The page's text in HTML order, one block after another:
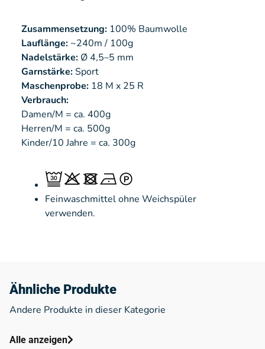
Zusammensetzung: 100% Baumwolle
Lauflänge: ~240m / 100g
Nadelstärke: Ø 4,5–5 mm
Garnstärke:Sport
Maschenprobe: 18 M x 25 R
Verbrauch:
Damen/M = ca. 400g
Herren/M = ca. 500g
Kinder/10 Jahre = ca. 300g
Feinwaschmittel ohne Weichspüler
verwenden.
Ähnliche Produkte
Andere Produkte in dieser Kategorie
Alle anzeigen